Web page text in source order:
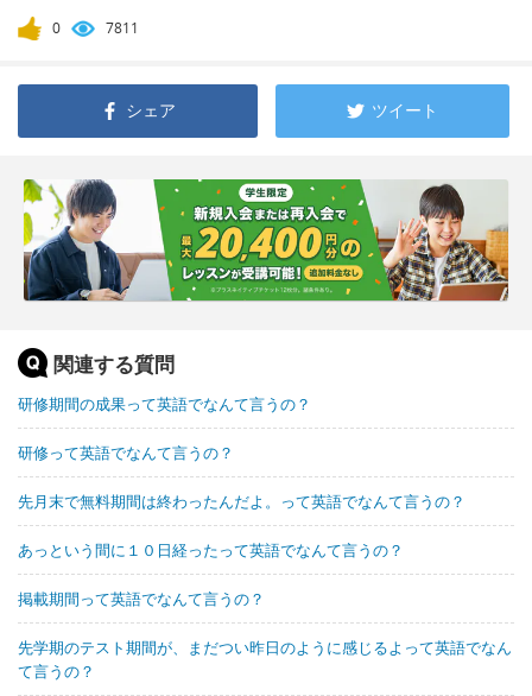
0 7811
シェア ツイート
関連する質問
研修期間の成果って英語でなんて言うの？
研修って英語でなんて言うの？
先月末で無料期間は終わったんだよ。って英語でなんて言うの？
あっという間に１０日経ったって英語でなんて言うの？
掲載期間って英語でなんて言うの？
先学期のテスト期間が、まだつい昨日のように感じるよって英語でなん
て言うの？